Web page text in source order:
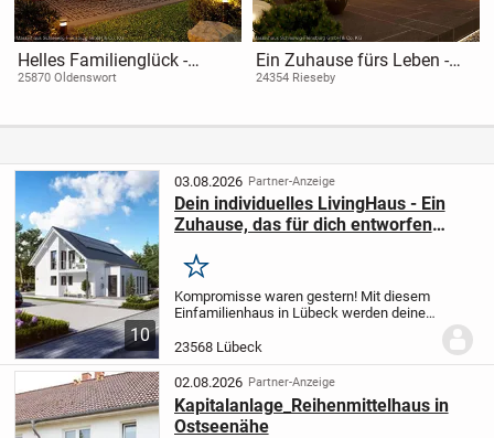
Helles Familienglück -
modernes Haus mit
25870 Oldenswort
Ein Zuhause fürs Leben -
dieser Bungalow lässt
24354 Rieseby
10
03.08.2026 Partner-Anzeige
Dein individuelles LivingHaus - Ein
Zuhause, das für dich entworfen
Merken
Kompromisse waren gestern! Mit diesem
Einfamilienhaus in Lübeck werden deine
Wohnfläche von 145,04 m² und 7
Zimmern ausgestattete Haus bietet
genug Platz für die...
23568 Lübeck
02.08.2026 Partner-Anzeige
Kapitalanlage_Reihenmittelhaus in
Ostseenähe